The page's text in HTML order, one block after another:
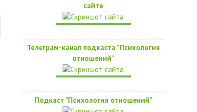
сайте
Телеграм-канал подкаста "Психология
отношений"
Подкаст "Психология отношений"